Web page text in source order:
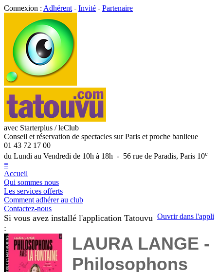
Connexion : Adhérent - Invité - Partenaire
avec Starterplus / leClub
Conseil et réservation de spectacles sur Paris et proche banlieue
01 43 72 17 00
du Lundi au Vendredi de 10h à 18h - 56 rue de Paradis, Paris 10e
≡
Accueil
Qui sommes nous
Les services offerts
Comment adhérer au club
Contactez-nous
Ouvrir dans l'appli
Si vous avez installé l'application Tatouvu
:
LAURA LANGE -
Philosophons